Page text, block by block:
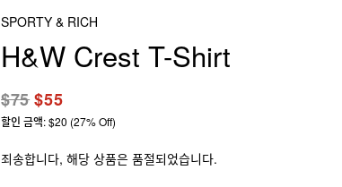
SPORTY & RICH
H&W Crest T-Shirt
$75$55
할인 금액: $20 (27% Off)
죄송합니다, 해당 상품은 품절되었습니다.